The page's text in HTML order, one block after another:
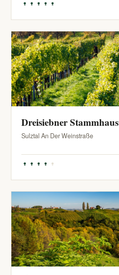
Dreisiebner Stammhaus
Sulztal An Der Weinstraße